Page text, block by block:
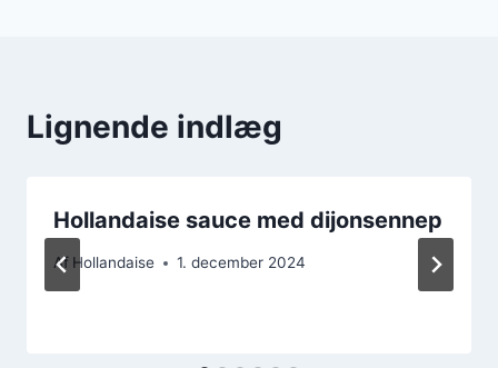
Lignende indlæg
Hollandaise sauce med dijonsennep
Af Hollandaise 1. december 2024